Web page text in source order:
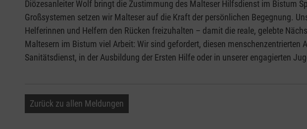
Diözesanleiter Wolf bringt die Zustimmung des Malteser Hilfsdienst im Bistum
Großsystemen setzen wir Malteser auf die Kraft der persönlichen Begegnung.
Helferinnen und Helfern den Rücken freizuhalten – damit die reale, gelebte
Maltesern im Bistum viel Arbeit: Wir sind gefordert, diesen
Sanitätsdienst, in der Ausbildung der Ersten Hilfe oder in unserer engagierten
Zurück zu allen Meldungen